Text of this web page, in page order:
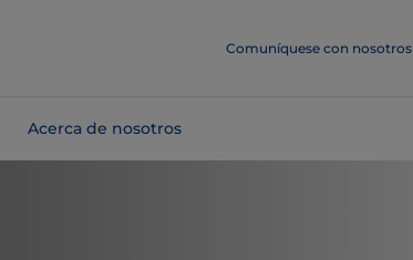
Comuníquese con nosotros
Acerca de nosotros